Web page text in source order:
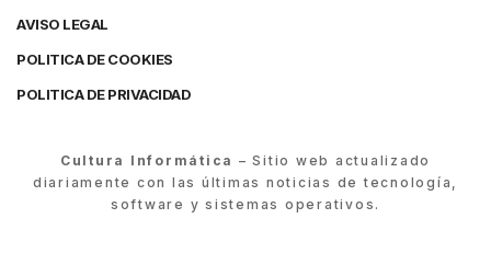
AVISO LEGAL
POLITICA DE COOKIES
POLITICA DE PRIVACIDAD
Cultura Informática – Sitio web actualizado
diariamente con las últimas noticias de tecnología,
software y sistemas operativos.